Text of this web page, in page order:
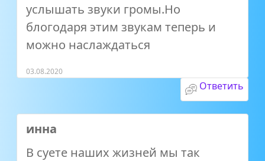
услышать звуки громы.Но
блогодаря этим звукам теперь и
можно наслаждаться
03.08.2020
Ответить
инна
В суете наших жизней мы так